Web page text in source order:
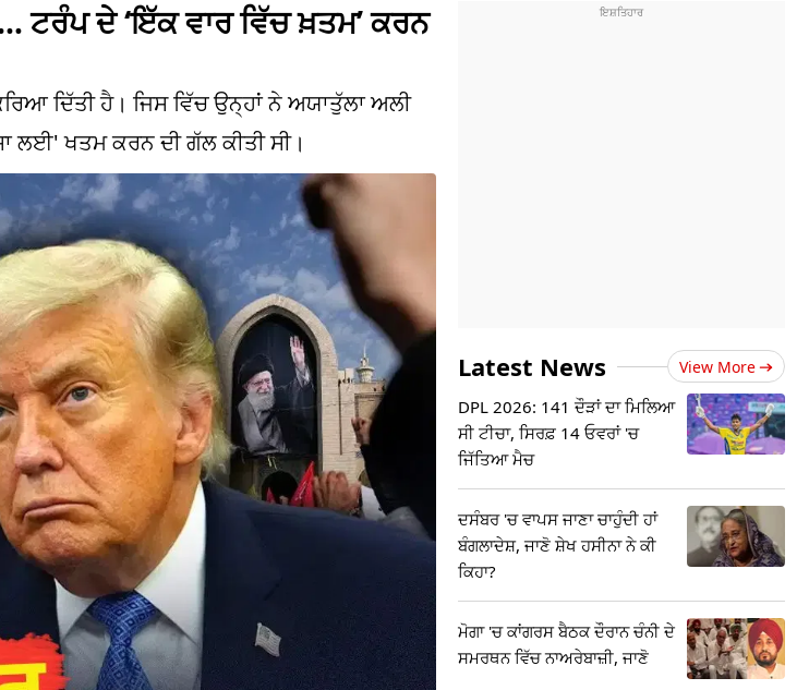
ਟਰੰਪ ਦੇ ‘ਇੱਕ ਵਾਰ ਵਿੱਚ ਖ਼ਤਮ’ ਕਰਨ
ਦਿੱਤੀ ਹੈ। ਜਿਸ ਵਿੱਚ ਉਨ੍ਹਾਂ ਨੇ ਅਯਾਤੁੱਲਾ ਅਲੀ
ਖਤਮ ਕਰਨ ਦੀ ਗੱਲ ਕੀਤੀ ਸੀ।
Latest News View More
DPL 2026: 141 ਦੌੜਾਂ ਦਾ ਮਿਲਿਆ
ਸੀ ਟੀਚਾ, ਸਿਰਫ਼ 14 ਓਵਰਾਂ 'ਚ
ਜਿੱਤਿਆ ਮੈਚ
ਦਸੰਬਰ 'ਚ ਵਾਪਸ ਜਾਣਾ ਚਾਹੁੰਦੀ ਹਾਂ
ਬੰਗਲਾਦੇਸ਼, ਜਾਣੋ ਸ਼ੇਖ ਹਸੀਨਾ ਨੇ ਕੀ
ਕਿਹਾ?
ਮੋਗਾ 'ਚ ਕਾਂਗਰਸ ਬੈਠਕ ਦੌਰਾਨ ਚੰਨੀ ਦੇ
ਸਮਰਥਨ ਵਿੱਚ ਨਾਅਰੇਬਾਜ਼ੀ, ਜਾਣੋ